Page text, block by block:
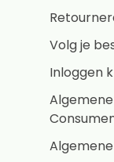
Volg je
Inloggen